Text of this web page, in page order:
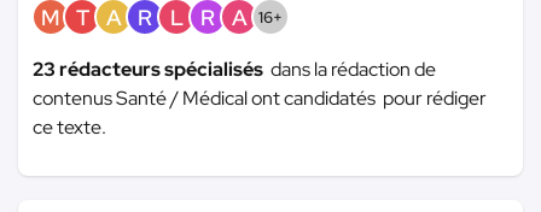
M T A R L R A 16+
23 rédacteurs spécialisés dans la rédaction de
contenus Santé / Médical ont candidatés pour rédiger
ce texte.